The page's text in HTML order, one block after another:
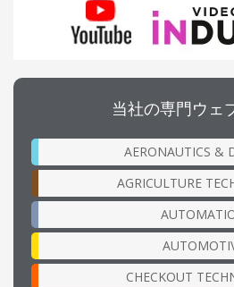
当社の専門ウェ
AERONAUTICS &
AGRICULTURE
CHECKOUT